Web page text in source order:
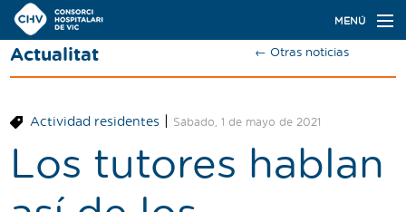
Navegación
principal
MENÚ
Actualidad
Oferta de plazas
Actualitat ← Otras noticias
Actividad residentes| Sábado, 1 de mayo de 2021
Los tutores hablan